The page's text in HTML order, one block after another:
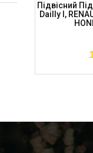
Підвісний
Dailly I,